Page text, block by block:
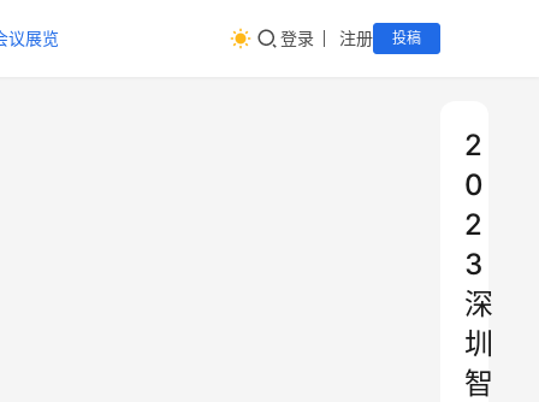
议展览 登录 注册 投稿
2
0
2
3
深
圳
智